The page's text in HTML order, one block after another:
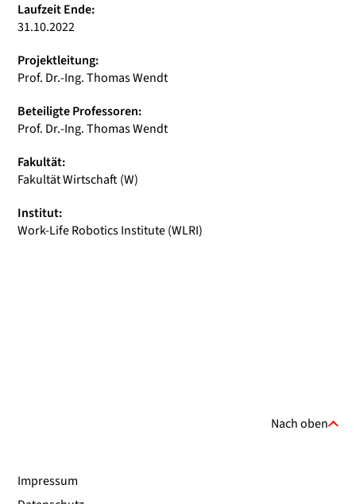
Laufzeit Ende:
31.10.2022
Projektleitung:
Prof. Dr.-Ing. Thomas Wendt
Beteiligte Professoren:
Prof. Dr.-Ing. Thomas Wendt
Fakultät:
Fakultät Wirtschaft (W)
Institut:
Work-Life Robotics Institute (WLRI)
Nach oben
Impressum